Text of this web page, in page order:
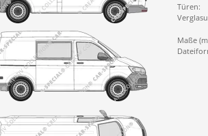
Türen:
Maße